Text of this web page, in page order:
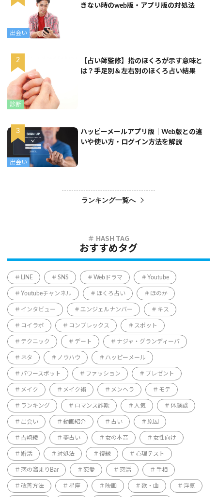
出会い
きない時のweb版・アプリ版の対処法
診断
【占い師監修】指のほくろが示す意味と
は？手足別＆左右別のほくろ占い結果
出会い
ハッピーメールアプリ版｜Web版との違
いや使い方・ログイン方法を解説
ランキング一覧へ
おすすめタグ
LINE SNS Webドラマ Youtube
Youtubeチャンネル ほくろ占い ほのか
インタビュー エンジェルナンバー キス
コイラボ コンプレックス スポット
テクニック デート ナジャ・グランディーバ
ネタ ノウハウ ハッピーメール
パワースポット ファッション プレゼント
メイク メイク術 メンヘラ モテ
ランキング ロマンス詐欺 人気 体験談
出会い 動画紹介 占い 原因
吉崎綾 夢占い 女の本音 女性向け
婚活 対処法 復縁 心理テスト
恋の溜まりBar 恋愛 恋活 手相
改善方法 星座 映画 歌・曲 浮気